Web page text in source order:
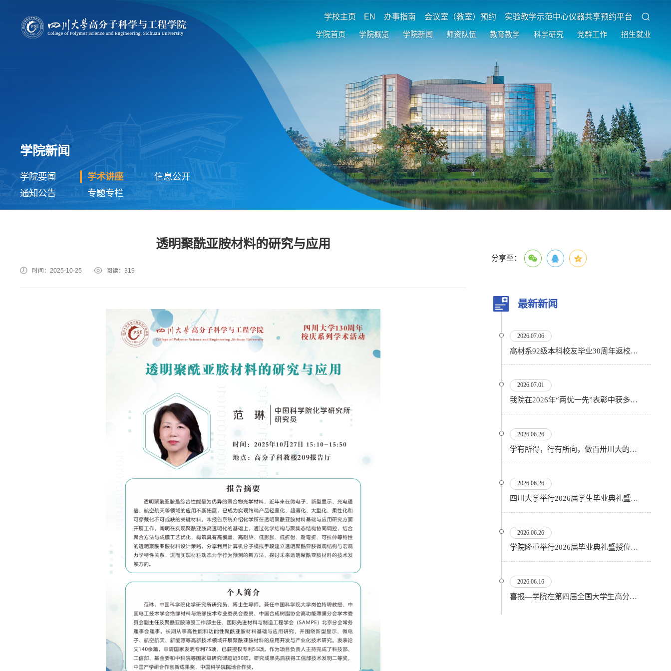
学校主页 EN 办事指南 会议室（教室）预约 实验教学示范中心仪器共享预约平台
学院首页 学院概览 学院新闻 师资队伍 教育教学 科学研究 党群工作 招生就业
学院新闻
学院要闻 学术讲座
信息公开
通知公告
专题专栏
透明聚酰亚胺材料的研究与应用
时间：2025-10-25 阅读： 319
分享至：
最新新闻
2026.07.06
高材系92级本科校友毕业30周年返校活动顺利举行
2026.07.01
我院在2026年“两优一先”表彰中获多项殊荣
2026.06.26
学有所得，行有所向，做百卅川大的薪火赓续者——校长汪劲松在四川大学2026届学生毕业典礼上的...
2026.06.26
四川大学举行2026届学生毕业典礼暨学位授予仪式
2026.06.26
​学院隆重举行2026届毕业典礼暨授位仪式
2026.06.16
喜报—学院在第四届全国大学生高分子材料实验实践虚拟仿真大赛再创佳绩